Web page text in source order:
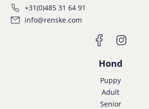
+31(0)485 31 64 91
info@renske.com
Hond
Puppy
Adult
Senior